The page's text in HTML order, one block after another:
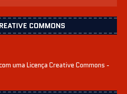
COMMONS
uma Licença Creative Commons -